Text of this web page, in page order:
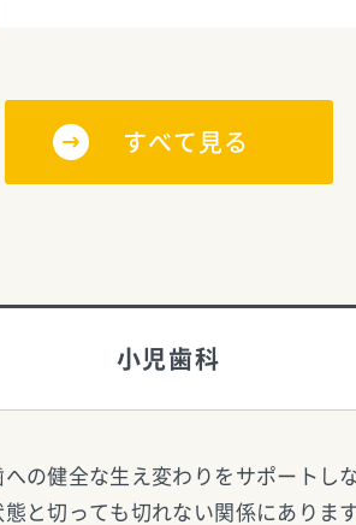
すべて見る
小児歯科
の健全な生え変わりをサポートし
と切っても切れない関係にありま